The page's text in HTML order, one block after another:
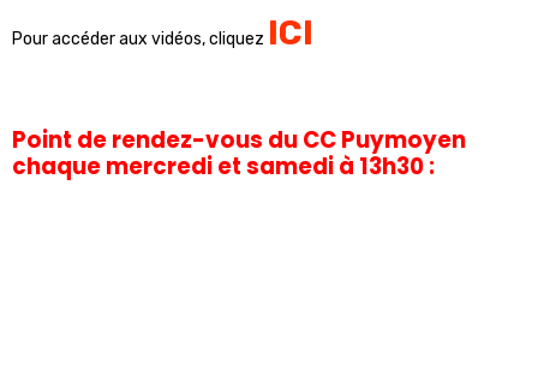
Pour accéder aux vidéos, cliquez ICI
Point de rendez-vous du CC Puymoyen
chaque mercredi et samedi à 13h30 :